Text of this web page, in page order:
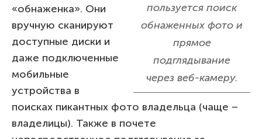
пользуется поиск
обнаженных фото и
прямое
подглядывание
через веб-камеру.
«обнаженка». Они
вручную сканируют
доступные диски и
даже подключенные
мобильные
устройства в
поисках пикантных фото владельца (чаще –
владелицы). Также в почете